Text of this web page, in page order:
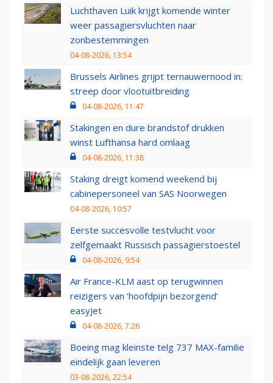
Luchthaven Luik krijgt komende winter
weer passagiersvluchten naar
zonbestemmingen
04-08-2026, 13:54
Brussels Airlines grijpt ternauwernood in:
streep door vlootuitbreiding
04-08-2026, 11:47
Stakingen en dure brandstof drukken
winst Lufthansa hard omlaag
04-08-2026, 11:38
Staking dreigt komend weekend bij
cabinepersoneel van SAS Noorwegen
04-08-2026, 10:57
Eerste succesvolle testvlucht voor
zelfgemaakt Russisch passagierstoestel
04-08-2026, 9:54
Air France-KLM aast op terugwinnen
reizigers van ‘hoofdpijn bezorgend’
easyJet
04-08-2026, 7:26
Boeing mag kleinste telg 737 MAX-familie
eindelijk gaan leveren
03-08-2026, 22:54